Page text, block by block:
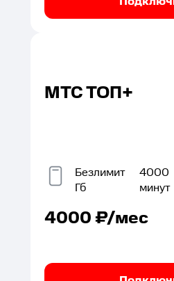
МТС ТОП+
Безлимит
Гб
4000
минут
4000₽/мес